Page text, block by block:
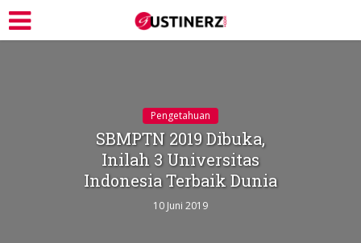
Pengetahuan
SBMPTN 2019 Dibuka,
Inilah 3 Universitas
Indonesia Terbaik Dunia
10 Juni 2019